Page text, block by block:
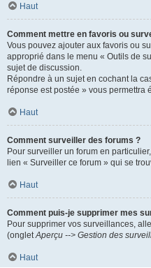
Haut
Comment mettre en favoris ou
Vous pouvez ajouter aux favoris ou
approprié dans le menu « Outils de
sujet de discussion.
Répondre à un sujet en cochant la
réponse est postée » vous permettra
Haut
Comment surveiller des forums ?
Pour surveiller un forum en
lien « Surveiller ce forum » qui se
Haut
Comment puis-je supprimer mes
Pour supprimer vos surveillances,
(ongletAperçu --> Gestion des
Haut